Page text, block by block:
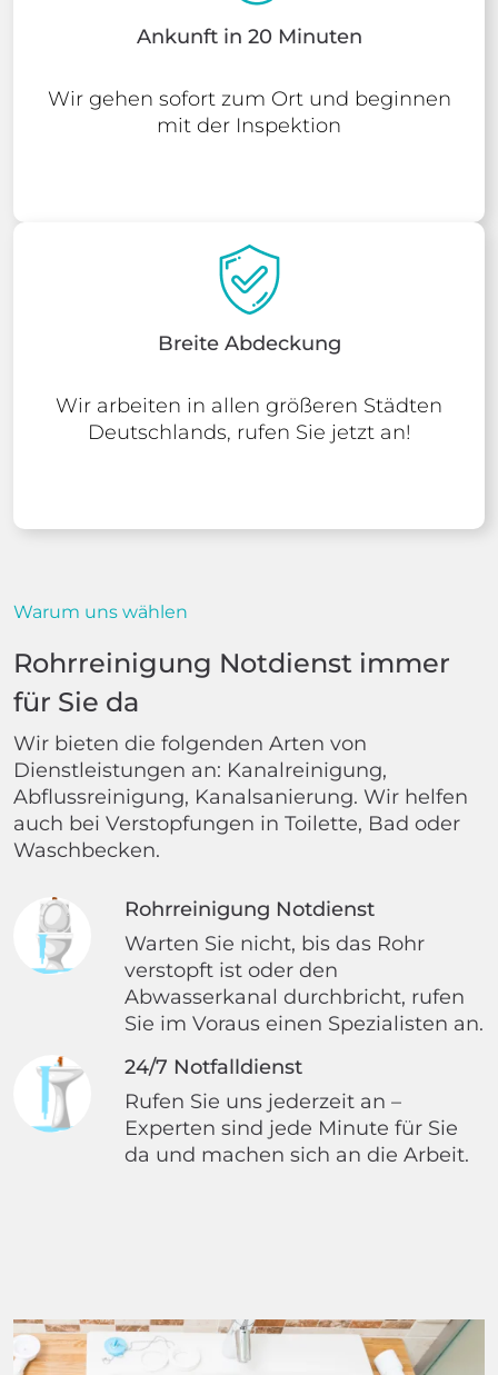
Ankunft in 20 Minuten
Wir gehen sofort zum Ort und beginnen
mit der Inspektion
Breite Abdeckung
Wir arbeiten in allen größeren Städten
Deutschlands, rufen Sie jetzt an!
Warum uns wählen
Rohrreinigung Notdienst immer
für Sie da
Wir bieten die folgenden Arten von
Dienstleistungen an: Kanalreinigung,
Abflussreinigung, Kanalsanierung. Wir helfen
auch bei Verstopfungen in Toilette, Bad oder
Waschbecken.
Rohrreinigung Notdienst
Warten Sie nicht, bis das Rohr
verstopft ist oder den
Abwasserkanal durchbricht, rufen
Sie im Voraus einen Spezialisten an.
24/7 Notfalldienst
Rufen Sie uns jederzeit an –
Experten sind jede Minute für Sie
da und machen sich an die Arbeit.